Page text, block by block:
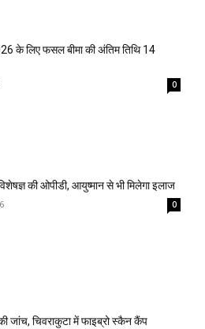
के लिए फसल बीमा की अंतिम तिथि 14
0
की ओपीडी, आयुष्मान से भी मिलेगा इलाज
0
जांच, चिवराकुटा में फाइब्रो स्कैन कैंप